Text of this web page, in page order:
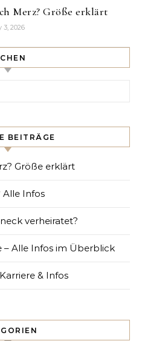
Merz? Größe erklärt
3, 2026
BEITRÄGE
Größe erklärt
Alle Infos
verheiratet?
– Alle Infos im Überblick
& Infos